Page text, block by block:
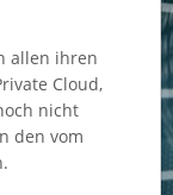
allen ihren
Cloud,
nicht
den vom